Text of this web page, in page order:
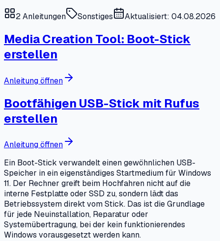
2Anleitungen Sonstiges Aktualisiert: 04.08.2026
Media Creation Tool: Boot-Stick
erstellen
Anleitung öffnen
Bootfähigen USB-Stick mit Rufus
erstellen
Anleitung öffnen
Ein Boot-Stick verwandelt einen gewöhnlichen USB-
Speicher in ein eigenständiges Startmedium für Windows
11. Der Rechner greift beim Hochfahren nicht auf die
interne Festplatte oder SSD zu, sondern lädt das
Betriebssystem direkt vom Stick. Das ist die Grundlage
für jede Neuinstallation, Reparatur oder
Systemübertragung, bei der kein funktionierendes
Windows vorausgesetzt werden kann.